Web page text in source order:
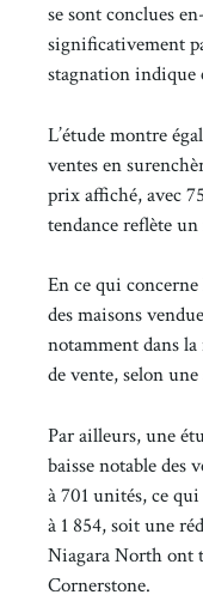
se sont conclues
significativement
stagnation indique
L’étude montre
ventes en
prix affiché, avec
tendance reflète
En ce qui
des maisons
notamment dans
de vente, selon
Par ailleurs, une
baisse notable des
à 701 unités, ce
à 1 854, soit une
Niagara North ont
Cornerstone.